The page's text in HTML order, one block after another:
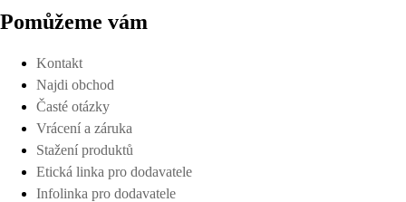
Pomůžeme vám
Kontakt
Najdi obchod
Časté otázky
Vrácení a záruka
Stažení produktů
Etická linka pro dodavatele
Infolinka pro dodavatele